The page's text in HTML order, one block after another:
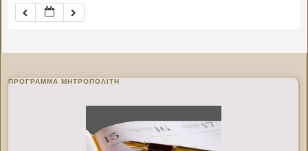
ΠΡΌΓΡΑΜΜΑ ΜΗΤΡΟΠΟΛΊΤΗ